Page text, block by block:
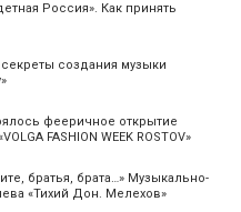
Россия». Как принять
создания музыки
фееричное открытие
FASHION WEEK ROSTOV»
братья, брата…» Музыкально-
«Тихий Дон. Мелехов»